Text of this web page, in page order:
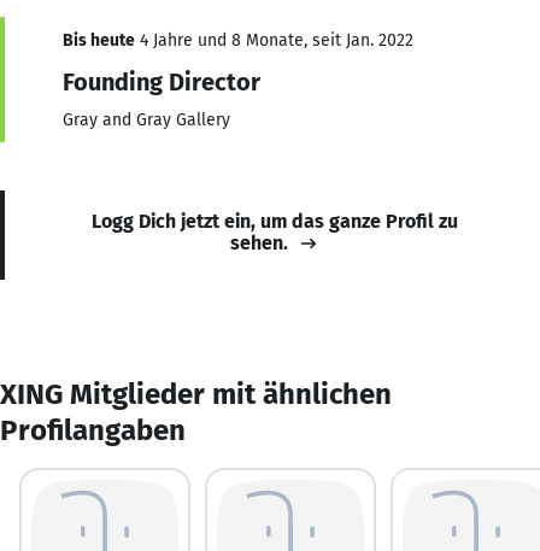
Bis heute 4 Jahre und 8 Monate, seit Jan. 2022
Founding Director
Gray and Gray Gallery
Logg Dich jetzt ein, um das ganze Profil zu
sehen.
XING Mitglieder mit ähnlichen
Profilangaben